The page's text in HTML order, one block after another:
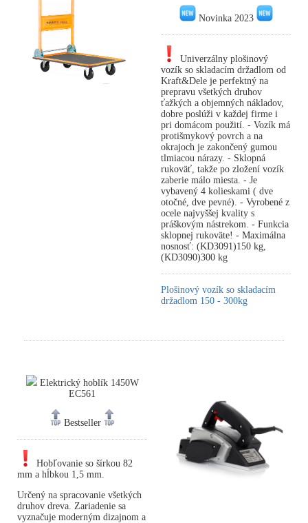
Novinka 2023
Univerzálny plošinový
vozík so skladacím držadlom od
Kraft&Dele je perfektný na
prepravu všetkých druhov
ťažkých a objemných nákladov,
dobre poslúži v každej firme i
pri domácom použití. - Vozík má
protišmykový povrch a na
okrajoch je zakončený gumou
tlmiacou nárazy. - Sklopná
rukoväť, takže po zložení vozík
zaberie málo miesta. - Je
vybavený 4 kolieskami ( dve
otočné, dve pevné). - Vyrobené z
ocele najvyššej kvality s
práškovým nástrekom. - Funkcia
sklopnej rukoväte! - Maximálna
nosnosť: (KD3091)150 kg,
(KD3090)300 kg
Plošinový vozík so skladacím
držadlom 150 - 300kg
Elektrický hoblík 1450W
EC561
Bestseller
Hobľovanie so šírkou 82
mm a hĺbkou 1,5 mm.
Určený na spracovanie všetkých
druhov dreva. Zariadenie sa
vyznačuje moderným dizajnom a